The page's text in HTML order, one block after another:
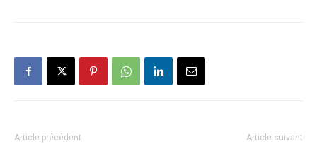
Article précédent Article suivant